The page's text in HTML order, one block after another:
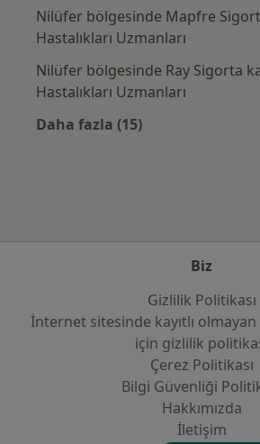
Nilüfer bölgesinde Mapfre
Hastalıkları Uzmanları
Nilüfer bölgesinde Ray Sigorta
Hastalıkları Uzmanları
Daha fazla (15)
Biz
Gizlilik Politikası
İnternet sitesinde kayıtlı
i̇çin gizlilik
Çerez Politikası
Bilgi Güvenliği
Hakkımızda
İletişim